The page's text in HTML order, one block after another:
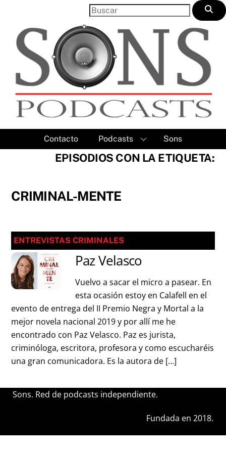
content
Contacto Podcasts Sons
EPISODIOS CON LA ETIQUETA:
CRIMINAL-MENTE
ENTREVISTAS CRIMINALES
Paz Velasco
Vuelvo a sacar el micro a pasear. En
esta ocasión estoy en Calafell en el
evento de entrega del II Premio Negra y Mortal a la
mejor novela nacional 2019 y por allí me he
encontrado con Paz Velasco. Paz es jurista,
criminóloga, escritora, profesora y como escucharéis
una gran comunicadora. Es la autora de […]
Sons. Red de podcasts independiente.
Fundada en 2018.